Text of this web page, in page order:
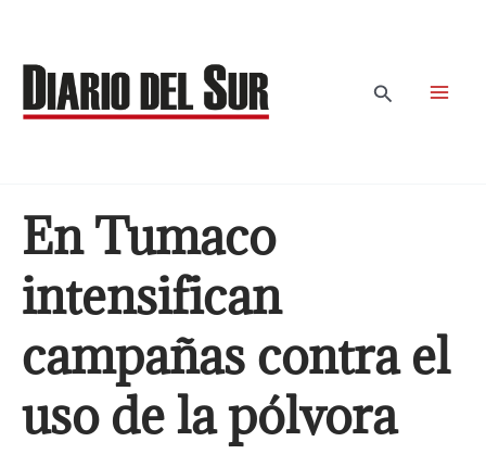
contenido
Buscar
En Tumaco
intensifican
campañas contra el
uso de la pólvora